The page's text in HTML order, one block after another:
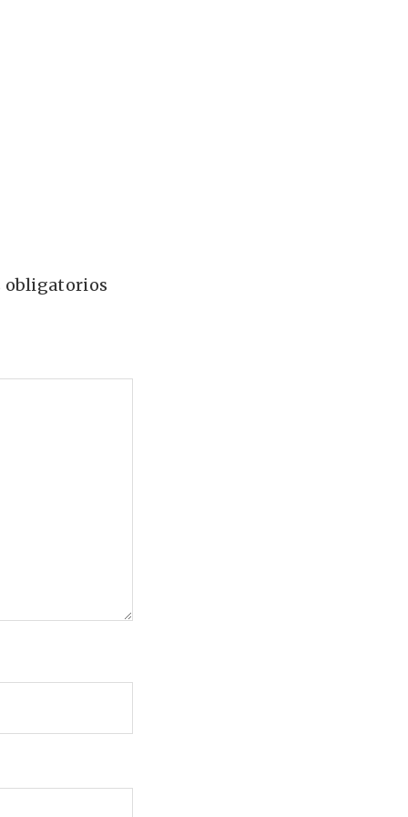
obligatorios